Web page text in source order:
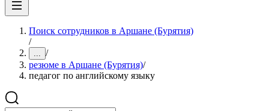
Поиск сотрудников в Аршане (Бурятия)
/
... /
резюме в Аршане (Бурятия)/
педагог по английскому языку